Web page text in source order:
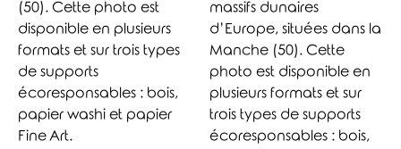
(50). Cette photo est
disponible en plusieurs
formats et sur trois types
de supports
écoresponsables : bois,
papier washi et papier
Fine Art.
massifs dunaires
d’Europe, situées dans la
Manche (50). Cette
photo est disponible en
plusieurs formats et sur
trois types de supports
écoresponsables : bois,